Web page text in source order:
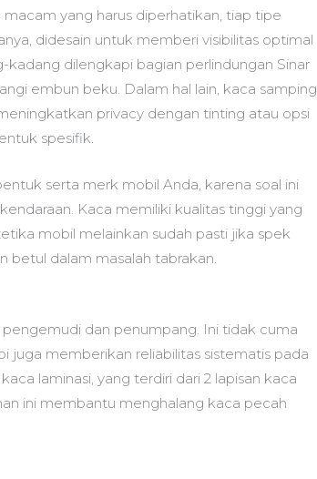
yang harus diperhatikan, tiap tipe
didesain untuk memberi visibilitas optimal
dilengkapi bagian perlindungan Sinar
embun beku. Dalam hal lain, kaca samping
privacy dengan tinting atau opsi
spesifik.
serta merk mobil Anda, karena soal ini
Kaca memiliki kualitas tinggi yang
mobil melainkan sudah pasti jika spek
betul dalam masalah tabrakan.
dan penumpang. Ini tidak cuma
juga memberikan reliabilitas sistematis pada
laminasi, yang terdiri dari 2 lapisan kaca
ini membantu menghalang kaca pecah